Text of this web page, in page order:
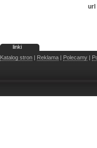
url
linki
Katalog stron | Reklama | Polecamy |